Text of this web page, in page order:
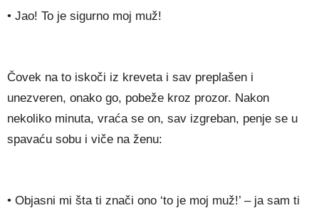
• Jao! To je sigurno moj muž!
Čovek na to iskoči iz kreveta i sav preplašen i
unezveren, onako go, pobeže kroz prozor. Nakon
nekoliko minuta, vraća se on, sav izgreban, penje se u
spavaću sobu i viče na ženu:
• Objasni mi šta ti znači ono ‘to je moj muž!’ – ja sam ti